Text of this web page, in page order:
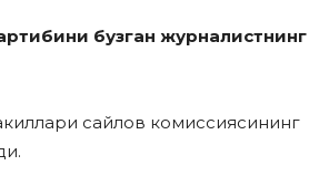
бузган журналистнинг
сайлов комиссиясининг